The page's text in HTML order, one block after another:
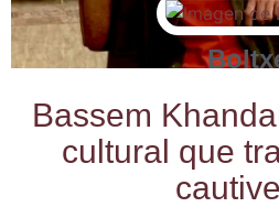
Bas­sem
cul­tu­ral que